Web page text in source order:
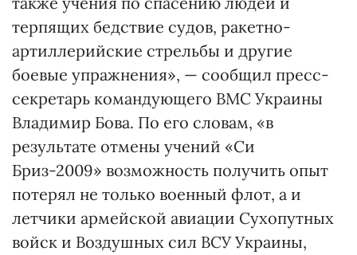
терпящих бедствие судов, ракетно-
артиллерийские стрельбы и другие
боевые упражнения», — сообщил пресс-
секретарь командующего ВМС Украины
Владимир Бова. По его словам, «в
результате отмены учений «Си
Бриз-2009» возможность получить опыт
потерял не только военный флот, а и
летчики армейской авиации Сухопутных
войск и Воздушных сил ВСУ Украины,